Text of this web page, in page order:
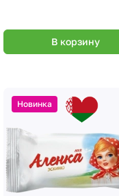
В корзину
Новинка